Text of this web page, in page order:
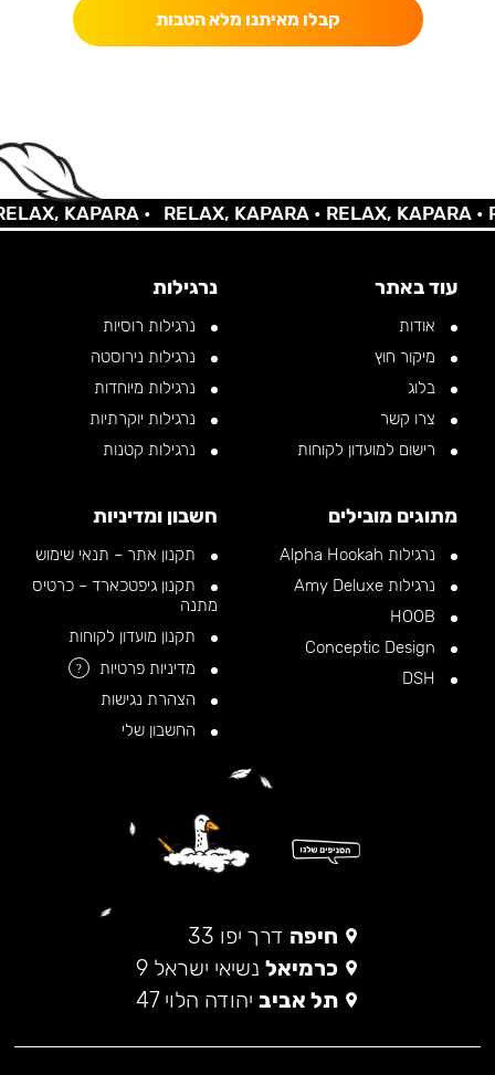
קבלו מאיתנו מלא הטבות
KAPARA • RELAX, KAPARA •RELAX, KAPARA •
עוד באתר
אודות
מיקור חוץ
בלוג
צרו קשר
רישום למועדון לקוחות
נרגילות
נרגילות רוסיות
נרגילות נירוסטה
נרגילות מיוחדות
נרגילות יוקרתיות
נרגילות קטנות
מתוגים מובילים
נרגילות Alpha Hookah
נרגילות Amy Deluxe
חשבון ומדיניות
תקנון אתר – תנאי שימוש
תקנון גיפטכארד – כרטיס
מתנה
תקנון מועדון לקוחות
מדיניות פרטיות
?
הצהרת נגישות
החשבון שלי
חיפה דרך יפו 33
כרמיאל נשיאי ישראל 9
תל אביב יהודה הלוי 47